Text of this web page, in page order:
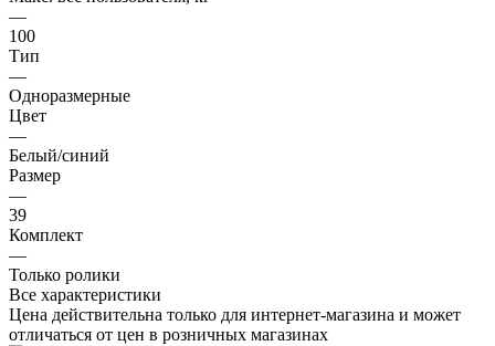
—
100
Тип
—
Одноразмерные
Цвет
—
Белый/синий
Размер
—
39
Комплект
—
Только ролики
Все характеристики
Цена действительна только для интернет-магазина и может
отличаться от цен в розничных магазинах